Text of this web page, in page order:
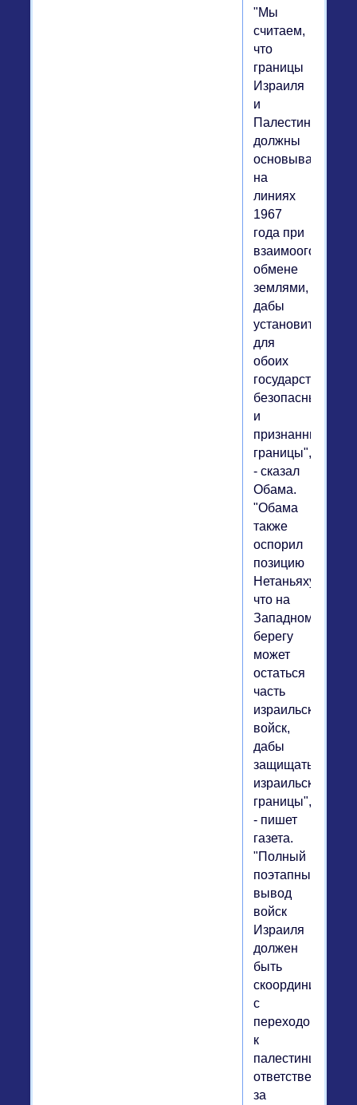
"Мы
считаем,
что
границы
Израиля
и
Палестины
должны
основываться
на
линиях
1967
года при
обмене
землями,
дабы
установить
для
обоих
государств
безопасные
и
признанные
границы",
- сказал
Обама.
"Обама
также
оспорил
позицию
Нетаньяху,
что на
Западном
берегу
может
остаться
часть
израильских
войск,
дабы
защищать
израильские
границы",
- пишет
газета.
"Полный
поэтапный
вывод
войск
Израиля
должен
быть
скоординирован
с
переходом
к
палестинцам
ответственности
за